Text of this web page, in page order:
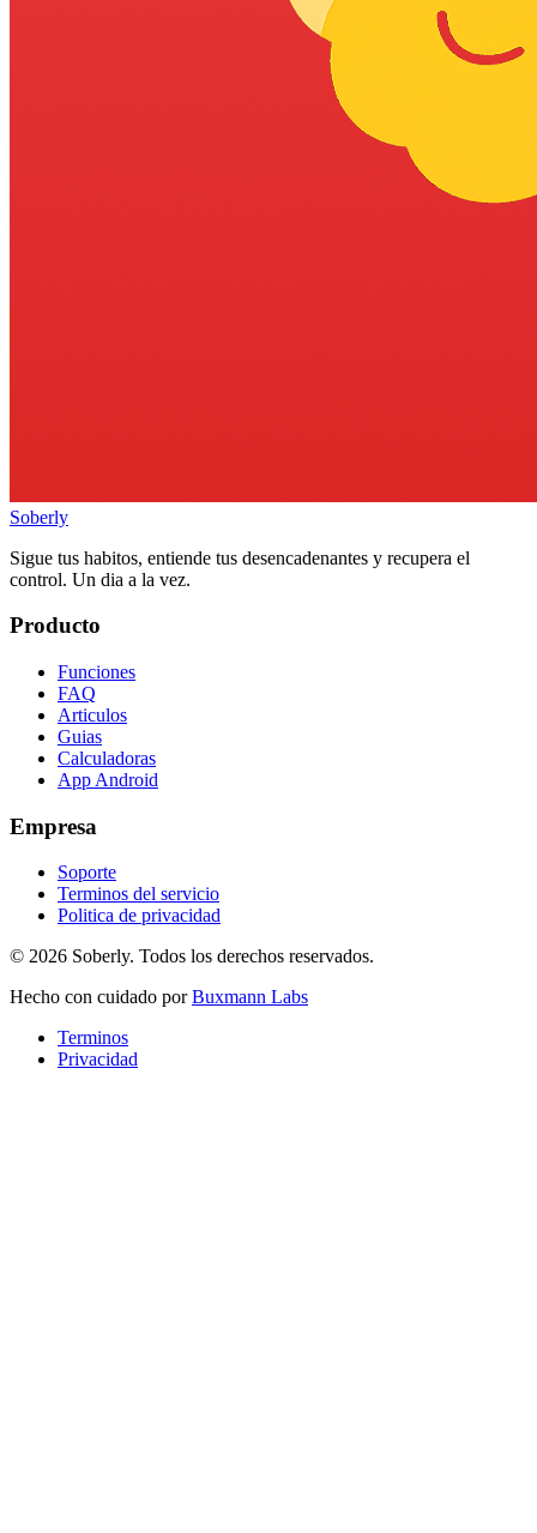
Soberly
Sigue tus habitos, entiende tus desencadenantes y recupera el
control. Un dia a la vez.
Producto
Funciones
FAQ
Articulos
Guias
Calculadoras
App Android
Empresa
Soporte
Terminos del servicio
Politica de privacidad
© 2026 Soberly. Todos los derechos reservados.
Hecho con cuidado porBuxmann Labs
Terminos
Privacidad